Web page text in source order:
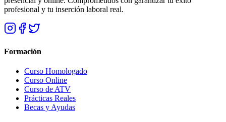
profesional y tu inserción laboral real.
Formación
Curso Homologado
Curso Online
Curso de ATV
Prácticas Reales
Becas y Ayudas